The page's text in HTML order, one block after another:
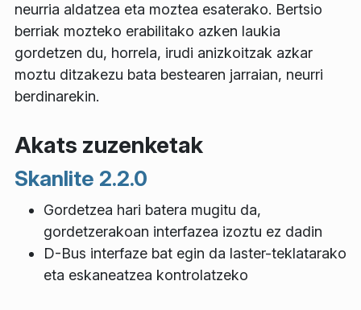
neurria aldatzea eta moztea esaterako. Bertsio
berriak mozteko erabilitako azken laukia
gordetzen du, horrela, irudi anizkoitzak azkar
moztu ditzakezu bata bestearen jarraian, neurri
berdinarekin.
Akats zuzenketak
Skanlite 2.2.0
Gordetzea hari batera mugitu da,
gordetzerakoan interfazea izoztu ez dadin
D-Bus interfaze bat egin da laster-teklatarako
eta eskaneatzea kontrolatzeko